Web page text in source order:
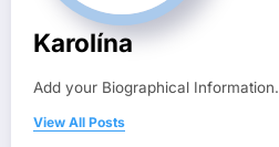
Karolína
Add your Biographical Information.
View All Posts